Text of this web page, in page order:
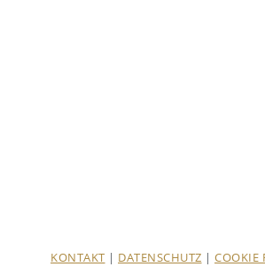
KONTAKT DATENSCHUTZ COOKIE